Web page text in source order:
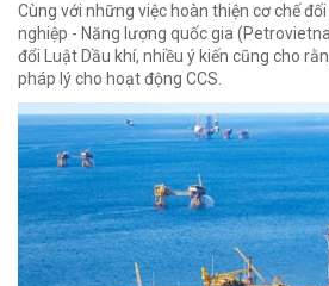
Cùng với những việc hoàn thiện cơ chế
nghiệp - Năng lượng quốc gia
đổi Luật Dầu khí, nhiều ý kiến cũng cho
pháp lý cho hoạt động CCS.